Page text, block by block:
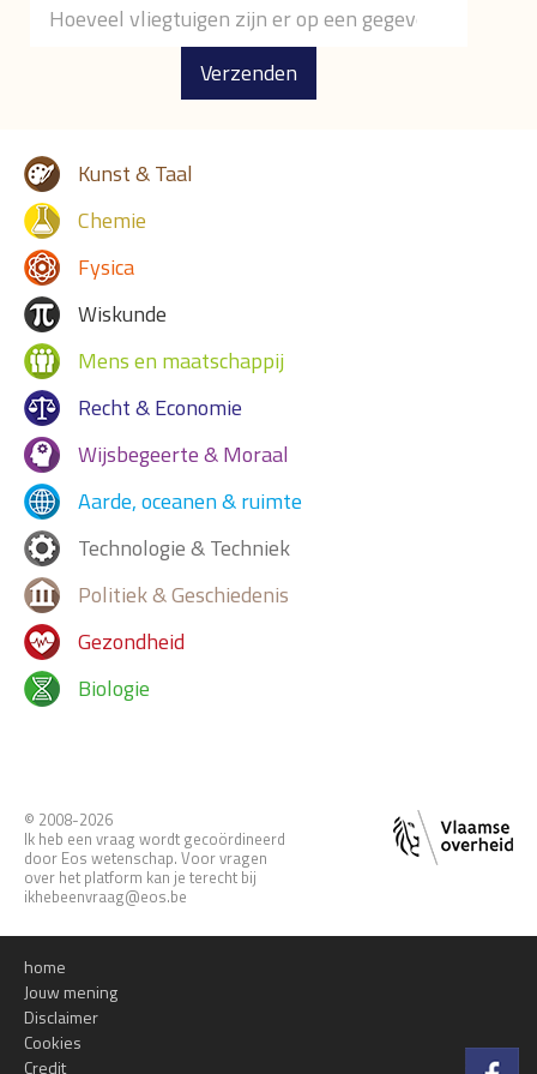
Verzenden
Kunst & Taal
Chemie
Fysica
Wiskunde
Mens en maatschappij
Recht & Economie
Wijsbegeerte & Moraal
Aarde, oceanen & ruimte
Technologie & Techniek
Politiek & Geschiedenis
Gezondheid
Biologie
© 2008-2026
Ik heb een vraag wordt gecoördineerd
door Eos wetenschap. Voor vragen
over het platform kan je terecht bij
ikhebeenvraag@eos.be
home
Jouw mening
Disclaimer
Cookies
Credit